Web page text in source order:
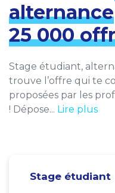
alternance
25 000
Stage étudiant,
trouve l’offre qui te
proposées par les
! Dépose... Lire plus
Stage étudiant